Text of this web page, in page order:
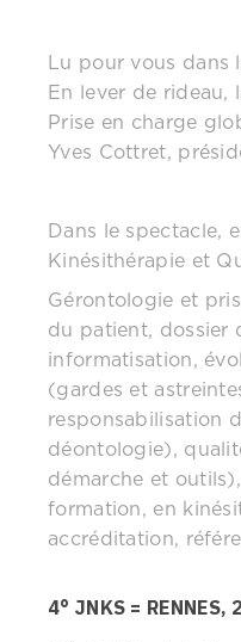
Lu pour vous dans
En lever de rideau,
Prise en charge
Yves Cottret,
Dans le spectacle,
Kinésithérapie et
Gérontologie et
du patient, dossier
informatisation,
(gardes et
responsabilisation
déontologie),
démarche et
formation, en
accréditation,
4° JNKS =